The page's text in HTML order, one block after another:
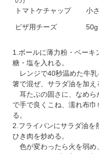
トマトケチャップ 小
ピザ用チーズ 50g
1.ボールに薄力粉・ベーキ
糖・塩を入れる。
レンジで40秒温めた牛乳
箸で混ぜ、サラダ油を加え
耳たぶの固さに、なめら
で手で良くこね、濡れ布
る。
2.フライパンにサラダ油を
ひき肉を炒める。
色が変わったら火を弱め